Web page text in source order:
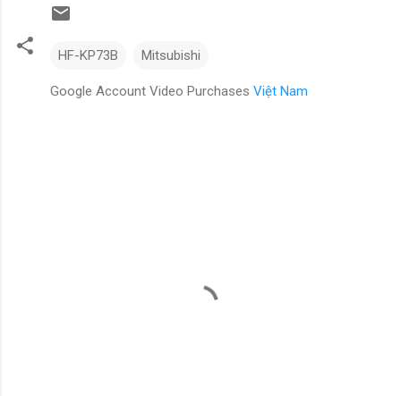
HF-KP73B Mitsubishi
Google Account Video Purchases Việt Nam